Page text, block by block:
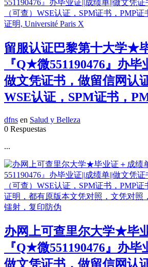
留服认证巴黎第十大学★
『Q★微551190476』办毕
做文凭证书，做留信网认
WSE认证，SPM证书，
dfns en Salud y Belleza
0 Respuestas
...
办网上可查里尔大学★毕
『Q★微551190476』办毕
做文凭证书，做留信网认